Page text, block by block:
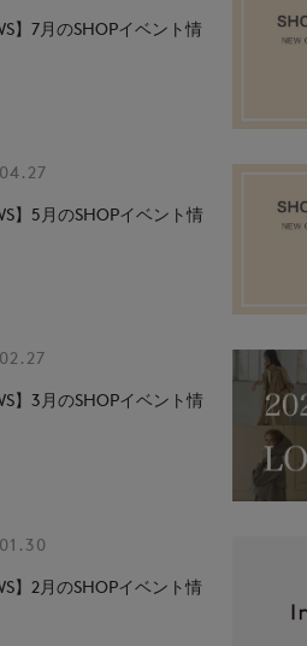
】7月のSHOPイベント情
】5月のSHOPイベント情
】3月のSHOPイベント情
】2月のSHOPイベント情